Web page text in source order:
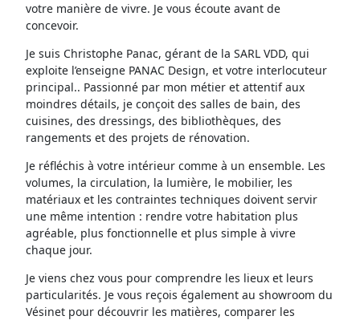
votre manière de vivre. Je vous écoute avant de
concevoir.
Je suis Christophe Panac, gérant de la SARL VDD, qui
exploite l’enseigne PANAC Design, et votre interlocuteur
principal.. Passionné par mon métier et attentif aux
moindres détails, je conçoit des salles de bain, des
cuisines, des dressings, des bibliothèques, des
rangements et des projets de rénovation.
Je réfléchis à votre intérieur comme à un ensemble. Les
volumes, la circulation, la lumière, le mobilier, les
matériaux et les contraintes techniques doivent servir
une même intention : rendre votre habitation plus
agréable, plus fonctionnelle et plus simple à vivre
chaque jour.
Je viens chez vous pour comprendre les lieux et leurs
particularités. Je vous reçois également au showroom du
Vésinet pour découvrir les matières, comparer les